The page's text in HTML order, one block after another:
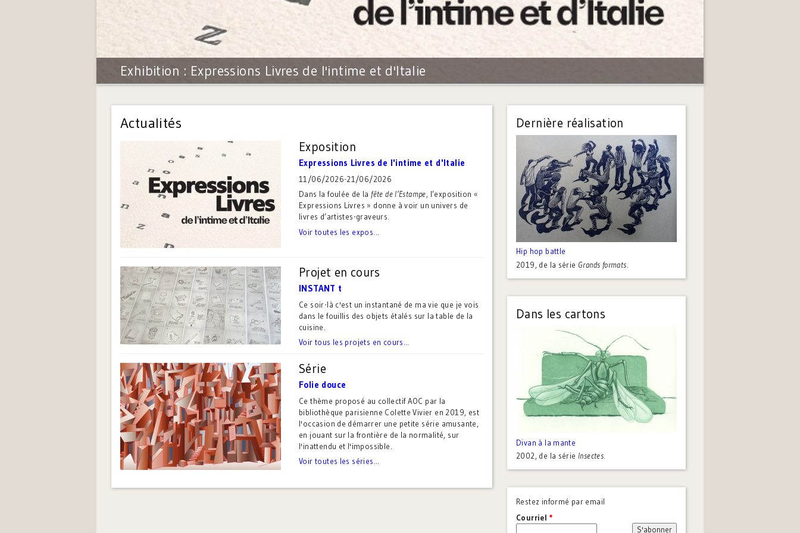
Exhibition : Expressions Livres de l'intime et d'Italie
Actualités
Exposition
Expressions Livres de l'intime et d'Italie
11/06/2026-21/06/2026
Dans la foulée de la fête de l’Estampe, l’exposition «
Expressions Livres » donne à voir un univers de
livres d’artistes-graveurs.
Voir toutes les expos...
Projet en cours
INSTANT t
Ce soir-là c'est un instantané de ma vie que je vois
dans le fouillis des objets étalés sur la table de la
cuisine.
Voir tous les projets en cours...
Série
Folie douce
Ce thème proposé au collectif AOC par la
bibliothèque parisienne Colette Vivier en 2019, est
l'occasion de démarrer une petite série amusante,
en jouant sur la frontière de la normalité, sur
l'inattendu et l'impossible.
Voir toutes les séries...
Dernière réalisation
Hip hop battle
2019, de la sérieGrands formats
Dans les cartons
Divan à la mante
2002, de la série Insectes
Restez informé par email
Courriel *